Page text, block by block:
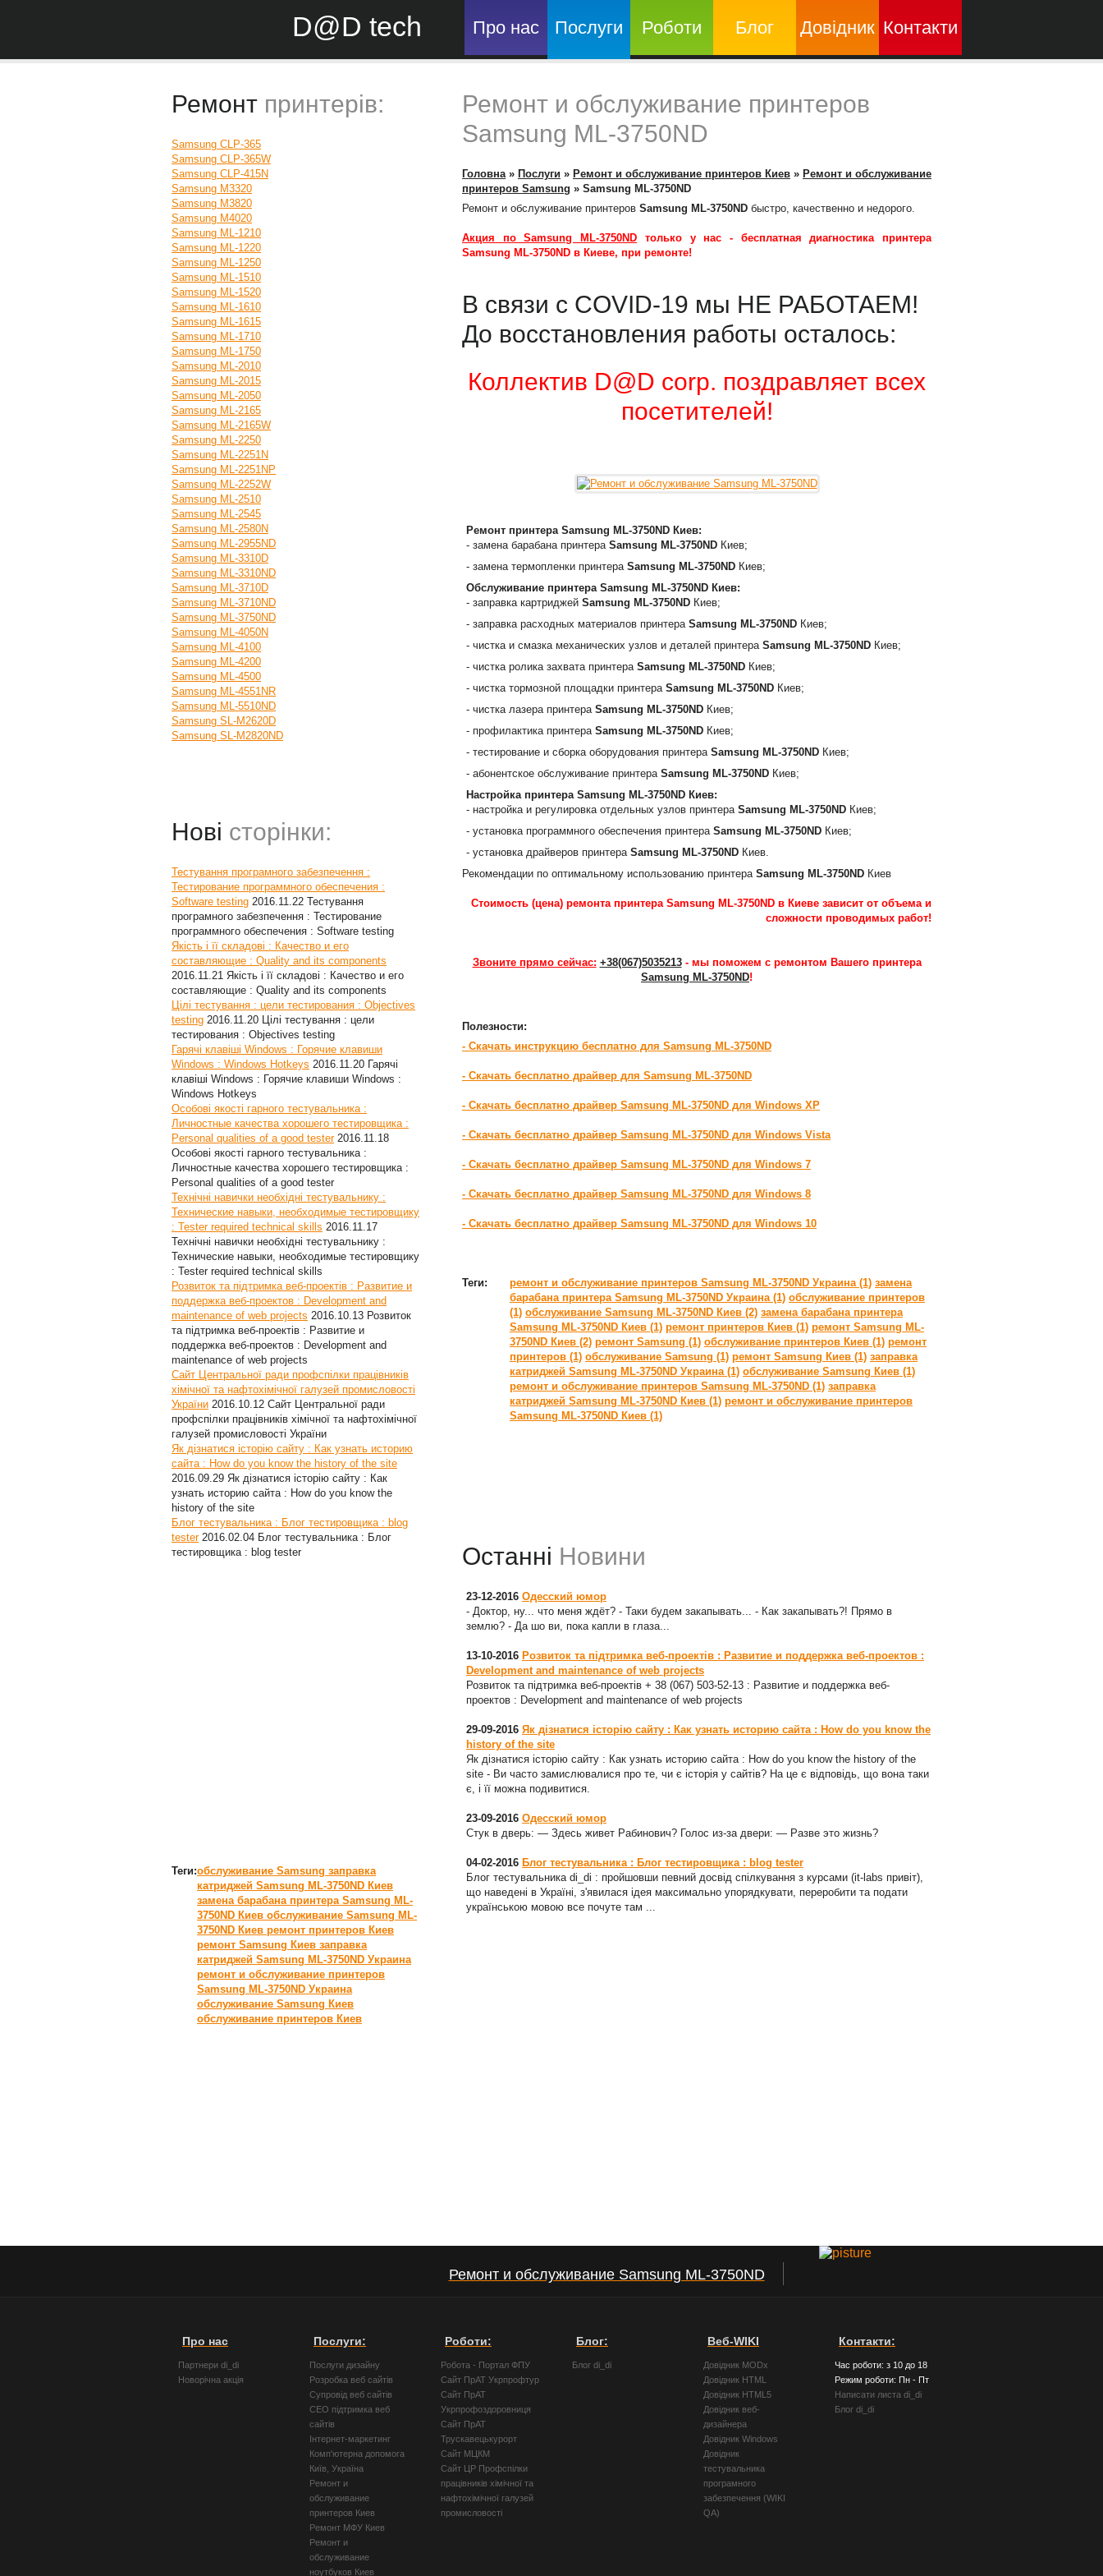
D@D tech Про нас Послуги Роботи Блог Довідник Контакти
Ремонт принтерів:
Samsung CLP-365
Samsung CLP-365W
Samsung CLP-415N
Samsung M3320
Samsung M3820
Samsung M4020
Samsung ML-1210
Samsung ML-1220
Samsung ML-1250
Samsung ML-1510
Samsung ML-1520
Samsung ML-1610
Samsung ML-1615
Samsung ML-1710
Samsung ML-1750
Samsung ML-2010
Samsung ML-2015
Samsung ML-2050
Samsung ML-2165
Samsung ML-2165W
Samsung ML-2250
Samsung ML-2251N
Samsung ML-2251NP
Samsung ML-2252W
Samsung ML-2510
Samsung ML-2545
Samsung ML-2580N
Samsung ML-2955ND
Samsung ML-3310D
Samsung ML-3310ND
Samsung ML-3710D
Samsung ML-3710ND
Samsung ML-3750ND
Samsung ML-4050N
Samsung ML-4100
Samsung ML-4200
Samsung ML-4500
Samsung ML-4551NR
Samsung ML-5510ND
Samsung SL-M2620D
Samsung SL-M2820ND
Нові сторінки:
Тестування програмного забезпечення :
Тестирование программного обеспечения :
Software testing 2016.11.22 Тестування
програмного забезпечення : Тестирование
программного обеспечения : Software testing
Якість і її складові : Качество и его
составляющие : Quality and its components
2016.11.21 Якість і її складові : Качество и его
составляющие : Quality and its components
Цілі тестування : цели тестирования : Objectives
testing 2016.11.20 Цілі тестування : цели
тестирования : Objectives testing
Гарячі клавіші Windows : Горячие клавиши
Windows : Windows Hotkeys 2016.11.20 Гарячі
клавіші Windows : Горячие клавиши Windows :
Windows Hotkeys
Особові якості гарного тестувальника :
Личностные качества хорошего тестировщика :
Personal qualities of a good tester 2016.11.18
Особові якості гарного тестувальника :
Личностные качества хорошего тестировщика :
Personal qualities of a good tester
Технічні навички необхідні тестувальнику :
Технические навыки, необходимые тестировщику
: Tester required technical skills 2016.11.17
Технічні навички необхідні тестувальнику :
Технические навыки, необходимые тестировщику
: Tester required technical skills
Розвиток та підтримка веб-проектів : Развитие и
поддержка веб-проектов : Development and
maintenance of web projects 2016.10.13 Розвиток
та підтримка веб-проектів : Развитие и
поддержка веб-проектов : Development and
maintenance of web projects
Сайт Центральної ради профспілки працівників
хімічної та нафтохімічної галузей промисловості
України 2016.10.12 Сайт Центральної ради
профспілки працівників хімічної та нафтохімічної
галузей промисловості України
Як дізнатися історію сайту : Как узнать историю
сайта : How do you know the history of the site
2016.09.29 Як дізнатися історію сайту : Как
узнать историю сайта : How do you know the
history of the site
Блог тестувальника : Блог тестировщика : blog
tester 2016.02.04 Блог тестувальника : Блог
тестировщика : blog tester
Теги:обслуживание Samsung заправка
катриджей Samsung ML-3750ND Киев
замена барабана принтера Samsung ML-
3750ND Киев обслуживание Samsung ML-
3750ND Киев ремонт принтеров Киев
ремонт Samsung Киев заправка
катриджей Samsung ML-3750ND Украина
ремонт и обслуживание принтеров
Samsung ML-3750ND Украина
обслуживание Samsung Киев
обслуживание принтеров Киев
Ремонт и обслуживание принтеров
Samsung ML-3750ND
Головна» Послуги » Ремонт и обслуживание принтеров Киев » Ремонт и обслуживание
принтеров Samsung » Samsung ML-3750ND
Ремонт и обслуживание принтеров Samsung ML-3750ND быстро, качественно и недорого.
Акция по Samsung ML-3750ND только у нас - бесплатная диагностика принтера
Samsung ML-3750ND в Киеве, при ремонте!
В связи с COVID-19 мы НЕ РАБОТАЕМ!
До восстановления работы осталось:
Коллектив D@D corp. поздравляет всех
посетителей!
Ремонт принтера Samsung ML-3750ND Киев:
- замена барабана принтера Samsung ML-3750ND Киев;
- замена термопленки принтера Samsung ML-3750ND Киев;
Обслуживание принтера Samsung ML-3750ND Киев:
- заправка картриджей Samsung ML-3750ND Киев;
- заправка расходных материалов принтера Samsung ML-3750ND Киев;
- чистка и смазка механических узлов и деталей принтера Samsung ML-3750ND Киев;
- чистка ролика захвата принтера Samsung ML-3750ND Киев;
- чистка тормозной площадки принтера Samsung ML-3750ND Киев;
- чистка лазера принтера Samsung ML-3750ND Киев;
- профилактика принтера Samsung ML-3750ND Киев;
- тестирование и сборка оборудования принтера Samsung ML-3750ND Киев;
- абонентское обслуживание принтера Samsung ML-3750ND Киев;
Настройка принтера Samsung ML-3750ND Киев:
- настройка и регулировка отдельных узлов принтера Samsung ML-3750ND Киев;
- установка программного обеспечения принтера Samsung ML-3750ND Киев;
- установка драйверов принтера Samsung ML-3750ND Киев.
Рекомендации по оптимальному использованию принтера Samsung ML-3750ND Киев
Стоимость (цена) ремонта принтера Samsung ML-3750ND в Киеве зависит от объема и
сложности проводимых работ!
Звоните прямо сейчас: +38(067)5035213- мы поможем с ремонтом Вашего принтера
Samsung ML-3750ND!
Полезности:
- Скачать инструкцию бесплатно для Samsung ML-3750ND
- Скачать бесплатно драйвер для Samsung ML-3750ND
- Скачать бесплатно драйвер Samsung ML-3750ND для Windows XP
- Скачать бесплатно драйвер Samsung ML-3750ND для Windows Vista
- Скачать бесплатно драйвер Samsung ML-3750ND для Windows 7
- Скачать бесплатно драйвер Samsung ML-3750ND для Windows 8
- Скачать бесплатно драйвер Samsung ML-3750ND для Windows 10
Теги: ремонт и обслуживание принтеров Samsung ML-3750ND Украина (1) замена
барабана принтера Samsung ML-3750ND Украина (1) обслуживание принтеров
(1) обслуживание Samsung ML-3750ND Киев (2) замена барабана принтера
Samsung ML-3750ND Киев (1) ремонт принтеров Киев (1) ремонт Samsung ML-
3750ND Киев (2) ремонт Samsung (1) обслуживание принтеров Киев (1) ремонт
принтеров (1) обслуживание Samsung (1) ремонт Samsung Киев (1) заправка
катриджей Samsung ML-3750ND Украина (1) обслуживание Samsung Киев (1)
ремонт и обслуживание принтеров Samsung ML-3750ND (1) заправка
катриджей Samsung ML-3750ND Киев (1) ремонт и обслуживание принтеров
Samsung ML-3750ND Киев (1)
Останні Новини
23-12-2016 Одесский юмор
- Доктор, ну... что меня ждёт? - Таки будем закапывать... - Как закапывать?! Прямо в
землю? - Да шо ви, пока капли в глаза...
13-10-2016 Розвиток та підтримка веб-проектів : Развитие и поддержка веб-проектов :
Development and maintenance of web projects
Розвиток та підтримка веб-проектів + 38 (067) 503-52-13 : Развитие и поддержка веб-
проектов : Development and maintenance of web projects
29-09-2016 Як дізнатися історію сайту : Как узнать историю сайта : How do you know the
history of the site
Як дізнатися історію сайту : Как узнать историю сайта : How do you know the history of the
site - Ви часто замислювалися про те, чи є історія у сайтів? На це є відповідь, що вона таки
є, і її можна подивитися.
23-09-2016 Одесский юмор
Стук в дверь: — Здесь живет Рабинович? Голос из-за двери: — Разве это жизнь?
04-02-2016 Блог тестувальника : Блог тестировщика : blog tester
Блог тестувальника di_di : пройшовши певний досвід спілкування з курсами (it-labs привіт),
що наведені в Україні, з'явилася ідея максимально упорядкувати, переробити та подати
українською мовою все почуте там ...
Ремонт и обслуживание Samsung ML-3750ND
Про нас
Партнери di_di
Новорічна акція
Послуги:
Послуги дизайну
Розробка веб сайтів
Супровід веб сайтів
СЕО підтримка веб
сайтів
Інтернет-маркетинг
Комп'ютерна допомога
Київ, Україна
Ремонт и
обслуживание
принтеров Киев
Ремонт МФУ Киев
Ремонт и
обслуживание
ноутбуков Киев
Роботи:
Робота - Портал ФПУ
Сайт ПрАТ Укрпрофтур
Сайт ПрАТ
Укрпрофоздоровниця
Сайт ПрАТ
Трускавецькурорт
Сайт МЦКМ
Сайт ЦР Профспілки
працівників хімічної та
нафтохімічної галузей
промисловості
Блог:
Блог di_di
Веб-WIKI
Довідник MODx
Довідник HTML
Довідник HTML5
Довідник веб-
дизайнера
Довідник Windows
Довідник
тестувальника
програмного
забезпечення (WIKI
QA)
Контакти:
Час роботи: з 10 до 18
Режим роботи: Пн - Пт
Написати листа di_di
Блог di_di